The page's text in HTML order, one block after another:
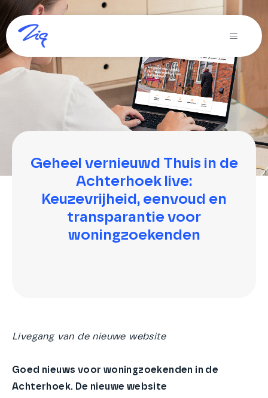
Ga
naar
inhoud
Toggle
Oplossingen voor
Zig365 | Demo
Geheel vernieuwd Thuis in de
Achterhoek live:
Keuzevrijheid, eenvoud en
transparantie voor
woningzoekenden
Livegang van de nieuwe website
Goed nieuws voor woningzoekenden in de
Achterhoek. De nieuwe website